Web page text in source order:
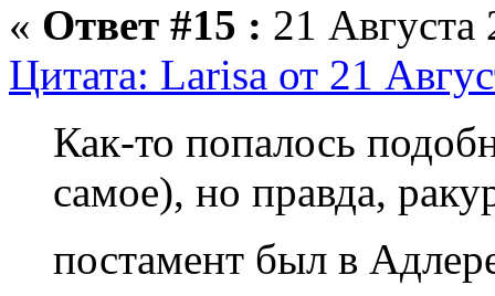
« Ответ #15 : 21 Августа
Цитата: Larisa от 21
Как-то попалось
самое), но правда,
постамент был в